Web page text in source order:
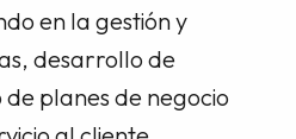
en la gestión y
desarrollo de
planes de negocio